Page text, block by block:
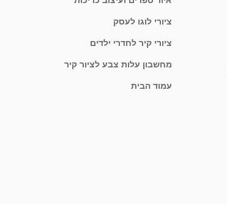
ציורי לוגו לעסק
ציורי קיר לחדרי ילדים
מחשבון עלות צבע לציור קיר
עמוד הבית